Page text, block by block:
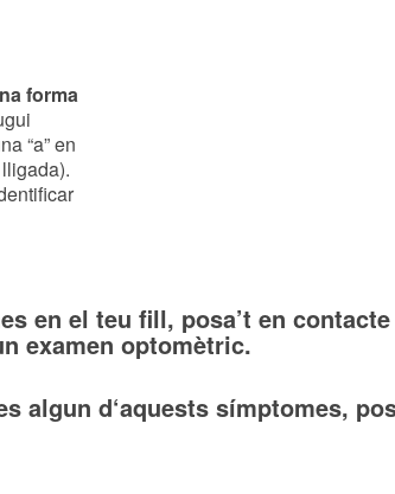
forma
“a” en
en el teu fill, posa’t en
examen optomètric.
algun d‘aquests símptomes,